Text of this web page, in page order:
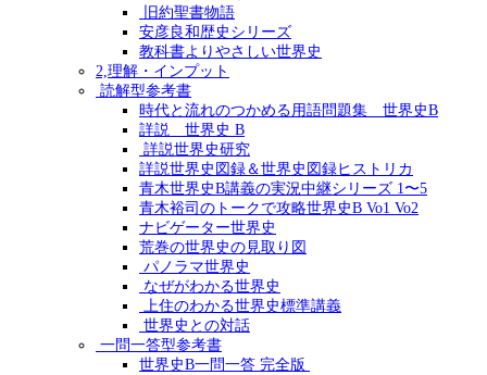
旧約聖書物語
安彦良和歴史シリーズ
教科書よりやさしい世界史
2,理解・インプット
読解型参考書
時代と流れのつかめる用語問題集 世界史B
詳説 世界史 B
詳説世界史研究
詳説世界史図録＆世界史図録ヒストリカ
青木世界史B講義の実況中継シリーズ 1〜5
青木裕司のトークで攻略世界史B Vo1 Vo2
ナビゲーター世界史
荒巻の世界史の見取り図
パノラマ世界史
なぜがわかる世界史
上住のわかる世界史標準講義
世界史との対話
一問一答型参考書
世界史B一問一答 完全版